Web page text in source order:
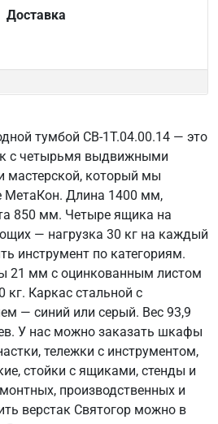
Доставка
тумбой СВ-1Т.04.00.14 — это
с четырьмя выдвижными
мастерской, который мы
МетаКон. Длина 1400 мм,
850 мм. Четыре ящика на
— нагрузка 30 кг на каждый
инструмент по категориям.
21 мм с оцинкованным листом
Каркас стальной с
— синий или серый. Вес 93,9
У нас можно заказать шкафы
тележки с инструментом,
стойки с ящиками, стенды и
производственных и
верстак Святогор можно в